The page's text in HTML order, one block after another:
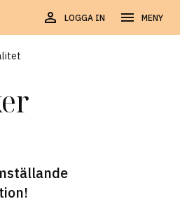
LOGGA IN MENY